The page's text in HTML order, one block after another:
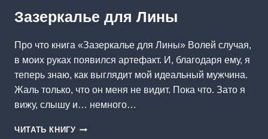
Зазеркалье для Лины
Про что книга «Зазеркалье для Лины» Волей случая,
в моих руках появился артефакт. И, благодаря ему, я
теперь знаю, как выглядит мой идеальный мужчина.
Жаль только, что он меня не видит. Пока что. Зато я
вижу, слышу и… немного…
ЧИТАТЬ КНИГУ ЗАЗЕРКАЛЬЕ